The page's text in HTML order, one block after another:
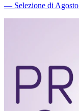
― Selezione di Agosto